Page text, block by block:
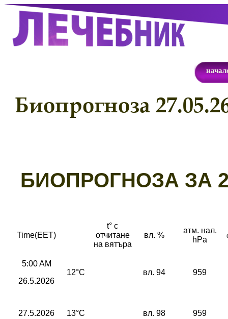
Биопрогноза
БИОПРОГНОЗА ЗА
Time(EET)
t° с
отчитане
на вятъра
вл. %
атм. нал.
hPa
5:00 AM
26.5.2026
12°C вл. 94 959
27.5.2026 13°C вл. 98 959